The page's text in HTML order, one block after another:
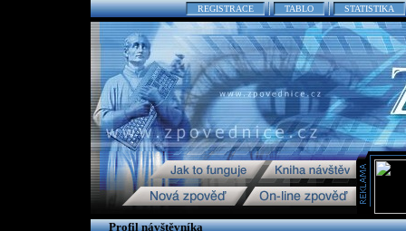
REGISTRACE TABLO STATISTIKA
Profil návštěvníka